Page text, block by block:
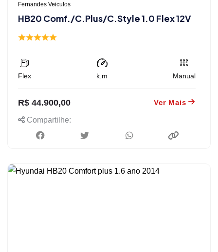
Fernandes Veiculos
HB20 Comf./C.Plus/C.Style 1.0 Flex 12V
Flex k.m Manual
R$ 44.900,00 Ver Mais
Compartilhe: